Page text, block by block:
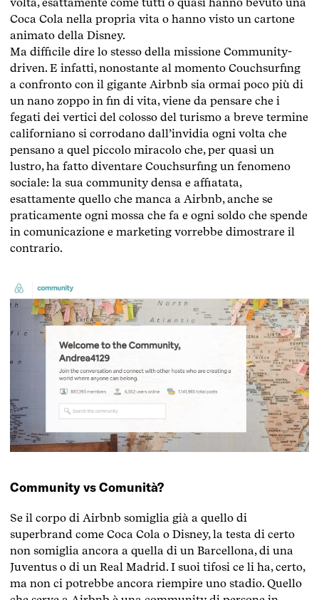
volta, esattamente come tutti o quasi hanno bevuto una
Coca Cola nella propria vita o hanno visto un cartone
animato della Disney.
Ma difficile dire lo stesso della missione Community-
driven. E infatti, nonostante al momento Couchsurfing
a confronto con il gigante Airbnb sia ormai poco più di
un nano zoppo in fin di vita, viene da pensare che i
fegati dei vertici del colosso del turismo a breve termine
californiano si corrodano dall’invidia ogni volta che
pensano a quel piccolo miracolo che, per quasi un
lustro, ha fatto diventare Couchsurfing un fenomeno
sociale: la sua community densa e affiatata,
esattamente quello che manca a Airbnb, anche se
praticamente ogni mossa che fa e ogni soldo che spende
in comunicazione e marketing vorrebbe dimostrare il
contrario.
Community vs Comunità?
Se il corpo di Airbnb somiglia già a quello di
superbrand come Coca Cola o Disney, la testa di certo
non somiglia ancora a quella di un Barcellona, di una
Juventus o di un Real Madrid. I suoi tifosi ce li ha, certo,
ma non ci potrebbe ancora riempire uno stadio. Quello